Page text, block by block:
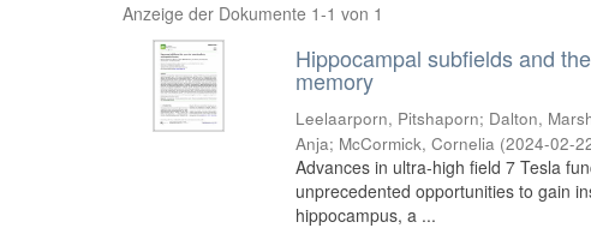
Anzeige der Dokumente 1-1 von 1
Hippocampal subfields and
memory
Leelaarporn, Pitshaporn; Dalton,
Anja; McCormick, Cornelia (2024-02-
Advances in ultra-high field 7 Tesla
unprecedented opportunities to gain
hippocampus, a ...